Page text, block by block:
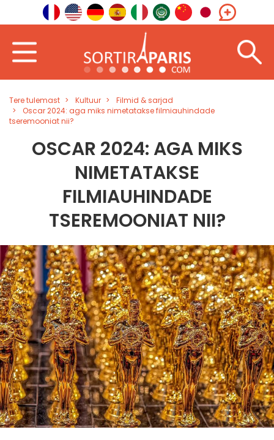
Tere tulemast Kultuur
Filmid & sarjad
Oscar 2024: aga miks nimetatakse filmiauhindade
tseremooniat nii?
OSCAR 2024: AGA MIKS
NIMETATAKSE
FILMIAUHINDADE
TSEREMOONIAT NII?